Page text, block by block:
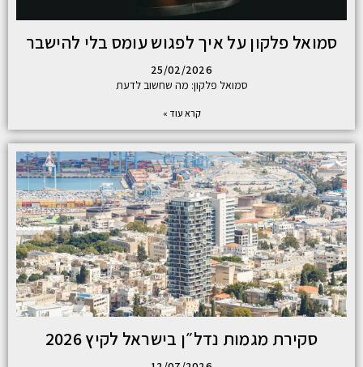
סמואל פלקון על איך לפגוש עומס בלי להישבר
25/02/2026
סמואל פלקון: מה שחשוב לדעת
קרא עוד »
סקירת מגמות נדל״ן בישראל לקיץ 2026